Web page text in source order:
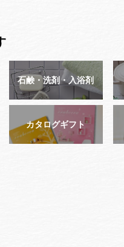
石鹸・洗剤・入浴剤
カタログギフト